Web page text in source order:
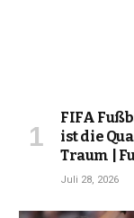
FIFA
ist die
Traum |
Juli 28, 2026